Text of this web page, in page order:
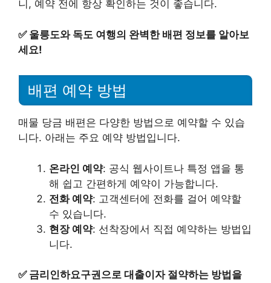
니, 예약 전에 항상 확인하는 것이 좋습니다.
✅ 울릉도와 독도 여행의 완벽한 배편 정보를 알아보
세요!
배편 예약 방법
매물 당금 배편은 다양한 방법으로 예약할 수 있습
니다. 아래는 주요 예약 방법입니다.
온라인 예약: 공식 웹사이트나 특정 앱을 통
해 쉽고 간편하게 예약이 가능합니다.
전화 예약: 고객센터에 전화를 걸어 예약할
수 있습니다.
현장 예약: 선착장에서 직접 예약하는 방법입
니다.
✅ 금리인하요구권으로 대출이자 절약하는 방법을